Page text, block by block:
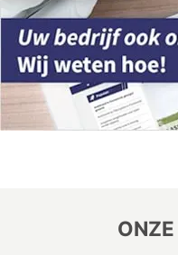
ONZE